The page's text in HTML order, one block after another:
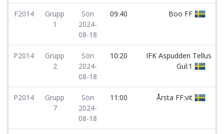
F2014
Grupp
1
Sön
2024-
08-18
09:40 Boo FF
P2014
Grupp
2
Sön
2024-
08-18
10:20
IFK Aspudden Tellus
Gul:1
P2014
Grupp
7
Sön
2024-
08-18
11:00 Årsta FF:vit